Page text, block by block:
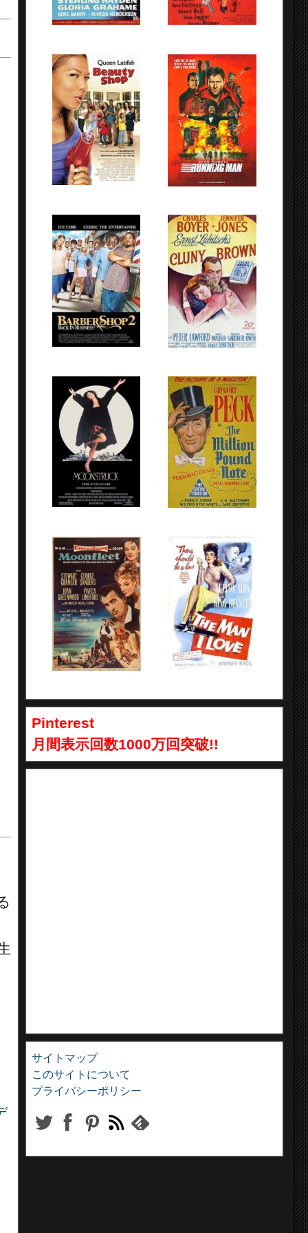
Pinterest
月間表示回数1000万回突破!!
サイトマップ
このサイトについて
プライバシーポリシー